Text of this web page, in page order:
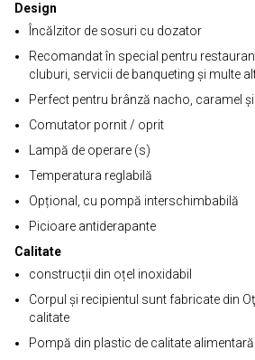
Design
Încălzitor de sosuri cu dozator
Recomandat în special pentru
cluburi, servicii de banqueting și multe
Perfect pentru brânză nacho, caramel
Comutator pornit / oprit
Lampă de operare (s)
Temperatura reglabilă
Opțional, cu pompă interschimbabilă
Picioare antiderapante
Calitate
construcții din oțel inoxidabil
Corpul și recipientul sunt fabricate din
calitate
Pompă din plastic de calitate alimentară